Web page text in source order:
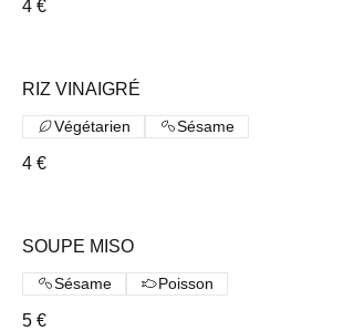
4 €
RIZ VINAIGRÉ
4 €
Végétarien Sésame
SOUPE MISO
5 €
Sésame Poisson